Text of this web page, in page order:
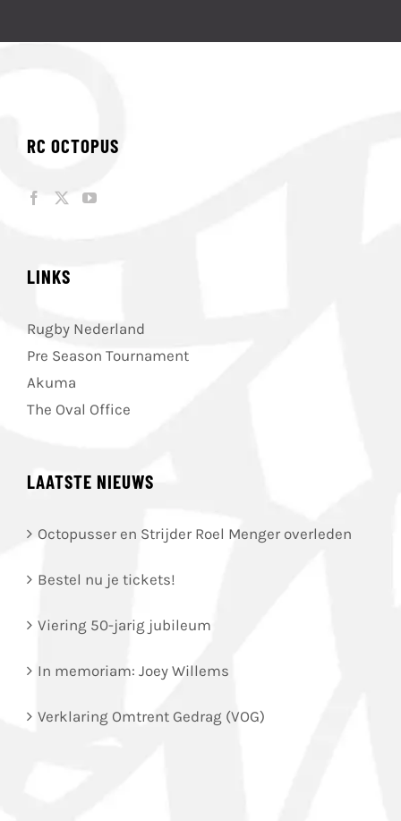
RC OCTOPUS
LINKS
Rugby Nederland
Pre Season Tournament
Akuma
The Oval Office
LAATSTE NIEUWS
Octopusser en Strijder Roel Menger overleden
Bestel nu je tickets!
Viering 50-jarig jubileum
In memoriam: Joey Willems
Verklaring Omtrent Gedrag (VOG)